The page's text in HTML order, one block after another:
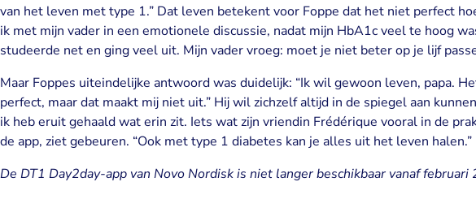
van het leven met type 1.” Dat leven betekent voor Foppe dat het niet perfect
ik met mijn vader in een emotionele discussie, nadat mijn HbA1c veel te hoog
studeerde net en ging veel uit. Mijn vader vroeg: moet je niet beter op je lijf
Maar Foppes uiteindelijke antwoord was duidelijk: “Ik wil gewoon leven, papa.
perfect, maar dat maakt mij niet uit.” Hij wil zichzelf altijd in de spiegel aan
ik heb eruit gehaald wat erin zit. Iets wat zijn vriendin Frédérique vooral in de
de app, ziet gebeuren. “Ook met type 1 diabetes kan je alles uit het leven halen.”
De DT1 Day2day-app van Novo Nordisk is niet langer beschikbaar vanaf februari